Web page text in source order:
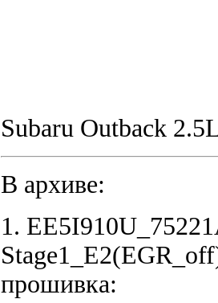
Subaru Outback
В архиве:
1.
прошивка: